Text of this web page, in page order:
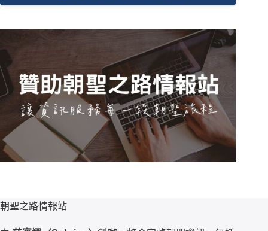
朝聖之路情報站